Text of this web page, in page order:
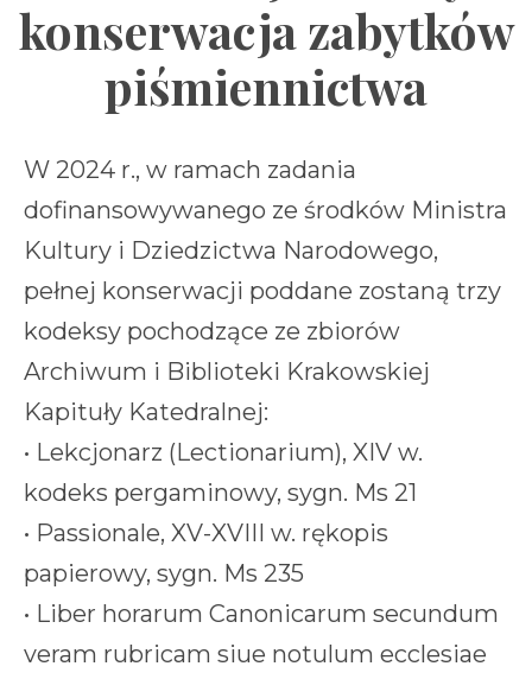
konserwacja zabytków
piśmiennictwa
W 2024 r., w ramach zadania
dofinansowywanego ze środków Ministra
Kultury i Dziedzictwa Narodowego,
pełnej konserwacji poddane zostaną trzy
kodeksy pochodzące ze zbiorów
Archiwum i Biblioteki Krakowskiej
Kapituły Katedralnej:
• Lekcjonarz (Lectionarium), XIV w.
kodeks pergaminowy, sygn. Ms 21
• Passionale, XV-XVIII w. rękopis
papierowy, sygn. Ms 235
• Liber horarum Canonicarum secundum
veram rubricam siue notulum ecclesiae